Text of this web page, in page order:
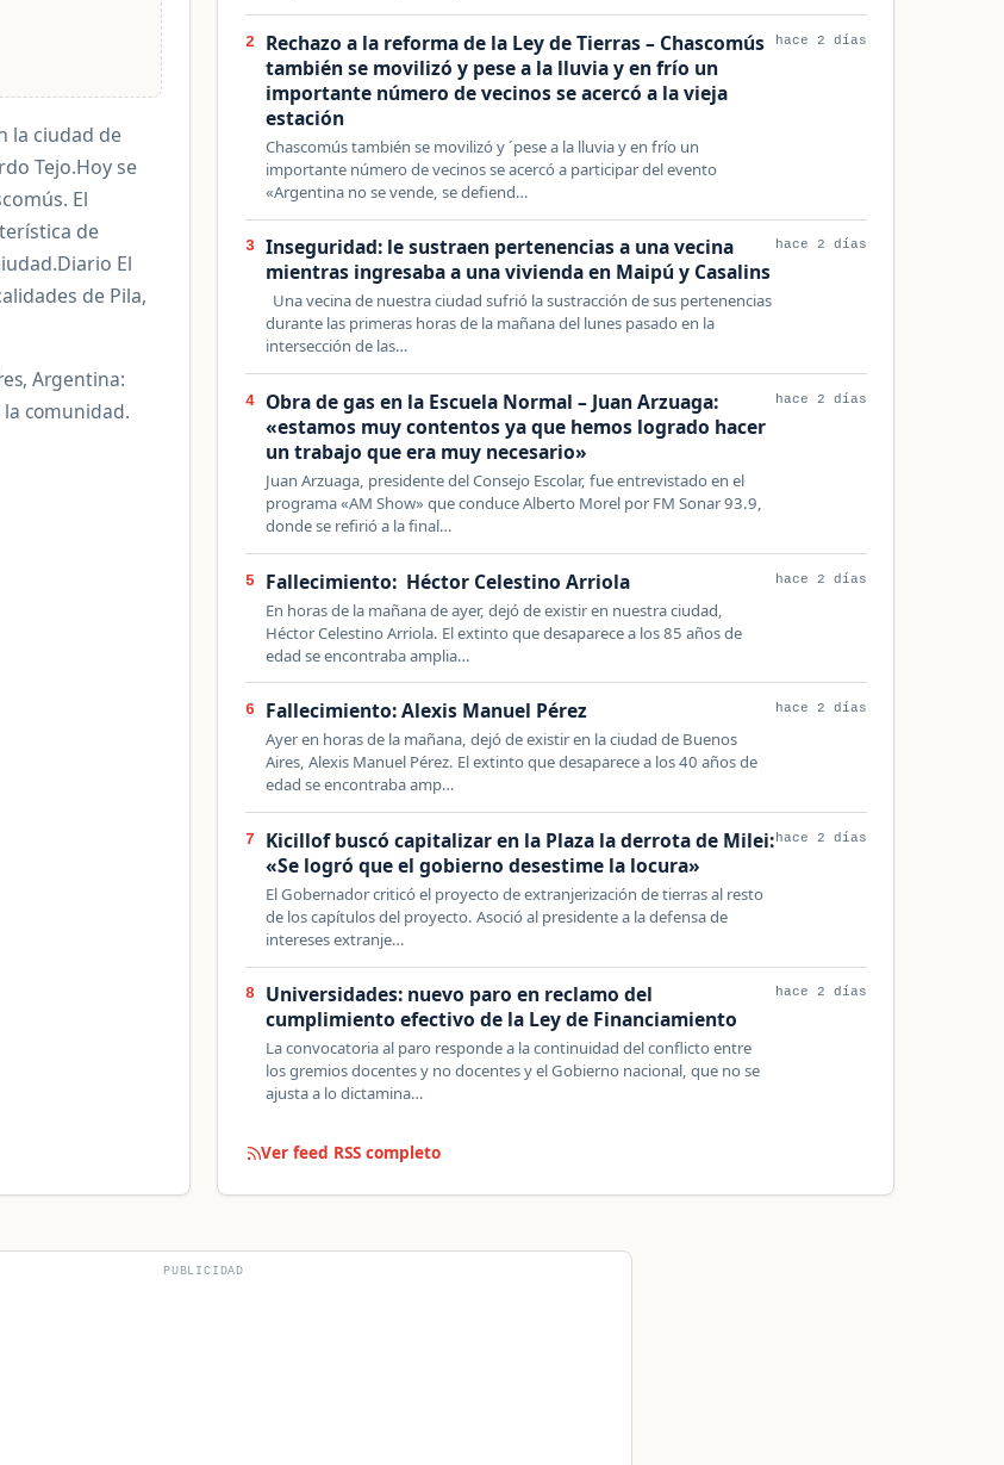
la ciudad de
Tejo.Hoy se
El
de
El
de Pila,
Argentina:
comunidad.
2
Rechazo a la reforma de la Ley de Tierras – Chascomús
también se movilizó y pese a la lluvia y en frío un
importante número de vecinos se acercó a la vieja
estación
Chascomús también se movilizó y ´pese a la lluvia y en frío un
importante número de vecinos se acercó a participar del evento
«Argentina no se vende, se defiend…
hace 2 días
3
Inseguridad: le sustraen pertenencias a una vecina
mientras ingresaba a una vivienda en Maipú y Casalins
Una vecina de nuestra ciudad sufrió la sustracción de sus pertenencias
durante las primeras horas de la mañana del lunes pasado en la
intersección de las…
hace 2 días
4
Obra de gas en la Escuela Normal – Juan Arzuaga:
«estamos muy contentos ya que hemos logrado hacer
un trabajo que era muy necesario»
Juan Arzuaga, presidente del Consejo Escolar, fue entrevistado en el
programa «AM Show» que conduce Alberto Morel por FM Sonar 93.9,
donde se refirió a la final…
hace 2 días
5 Fallecimiento: Héctor Celestino Arriola
En horas de la mañana de ayer, dejó de existir en nuestra ciudad,
Héctor Celestino Arriola. El extinto que desaparece a los 85 años de
edad se encontraba amplia…
hace 2 días
6 Fallecimiento: Alexis Manuel Pérez
Ayer en horas de la mañana, dejó de existir en la ciudad de Buenos
Aires, Alexis Manuel Pérez. El extinto que desaparece a los 40 años de
edad se encontraba amp…
hace 2 días
7
Kicillof buscó capitalizar en la Plaza la derrota de Milei:
«Se logró que el gobierno desestime la locura»
El Gobernador criticó el proyecto de extranjerización de tierras al resto
de los capítulos del proyecto. Asoció al presidente a la defensa de
intereses extranje…
hace 2 días
8
Universidades: nuevo paro en reclamo del
cumplimiento efectivo de la Ley de Financiamiento
La convocatoria al paro responde a la continuidad del conflicto entre
los gremios docentes y no docentes y el Gobierno nacional, que no se
ajusta a lo dictamina…
hace 2 días
Ver feed RSS completo
PUBLICIDAD